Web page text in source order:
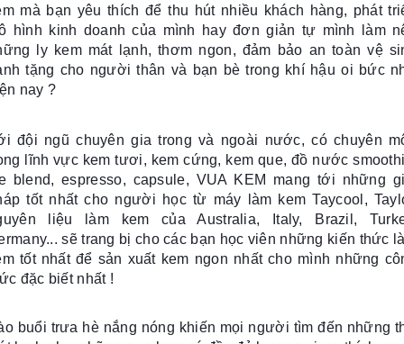
mà bạn yêu thích để thu hút nhiều khách hàng, phát
hình kinh doanh của mình hay đơn giản tự mình làm
ly kem mát lạnh, thơm ngon, đảm bảo an toàn vệ
tặng cho người thân và bạn bè trong khí hậu oi bức
nay ?
đội ngũ chuyên gia trong và ngoài nước, có chuyên
lĩnh vực kem tươi, kem cứng, kem que, đồ nước
blend, espresso, capsule, VUA KEM mang tới những g
tốt nhất cho người học từ máy làm kem Taycool,
liệu làm kem của Australia, Italy, Brazil,
sẽ trang bị cho các bạn học viên những kiến thức
tốt nhất để sản xuất kem ngon nhất cho mình những
đặc biết nhất !
buổi trưa hè nắng nóng khiến mọi người tìm đến những